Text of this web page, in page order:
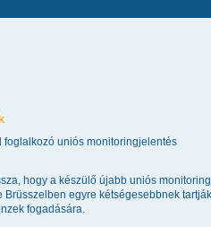
uniós monitoringjelentés
hogy a készülő újabb uniós
egyre kétségesebbnek
fogadására.